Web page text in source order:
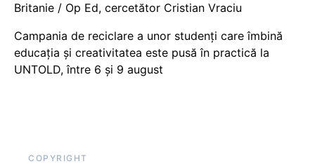
Britanie / Op Ed, cercetător Cristian Vraciu
Campania de reciclare a unor studenți care îmbină
educația și creativitatea este pusă în practică la
UNTOLD, între 6 și 9 august
COPYRIGHT